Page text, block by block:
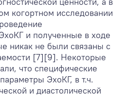
когортном исследовании
и полученные в ходе
никак не были связаны с
[7][9]. Некоторые
что специфические
ЭхоКГ, в т.ч.
и диастолической